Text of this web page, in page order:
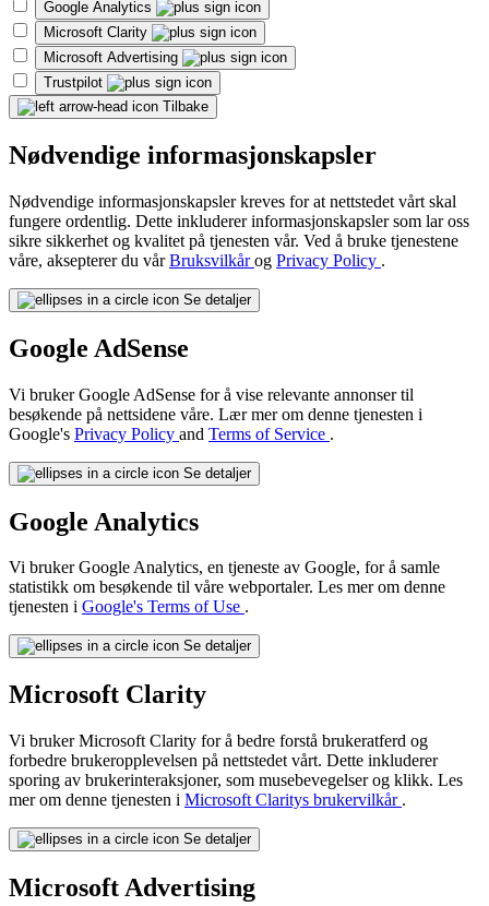
Google Analytics
Microsoft Clarity
Microsoft Advertising
Trustpilot
Tilbake
Nødvendige informasjonskapsler
Nødvendige informasjonskapsler kreves for at nettstedet vårt skal
fungere ordentlig. Dette inkluderer informasjonskapsler som lar oss
sikre sikkerhet og kvalitet på tjenesten vår. Ved å bruke tjenestene
våre, aksepterer du vårBruksvilkårog Privacy Policy .
Se detaljer
Google AdSense
Vi bruker Google AdSense for å vise relevante annonser til
besøkende på nettsidene våre. Lær mer om denne tjenesten i
Google's Privacy Policy and Terms of Service .
Se detaljer
Google Analytics
Vi bruker Google Analytics, en tjeneste av Google, for å samle
statistikk om besøkende til våre webportaler. Les mer om denne
tjenesten i Google's Terms of Use .
Se detaljer
Microsoft Clarity
Vi bruker Microsoft Clarity for å bedre forstå brukeratferd og
forbedre brukeropplevelsen på nettstedet vårt. Dette inkluderer
sporing av brukerinteraksjoner, som musebevegelser og klikk. Les
mer om denne tjenesten i Microsoft Claritys brukervilkår .
Se detaljer
Microsoft Advertising